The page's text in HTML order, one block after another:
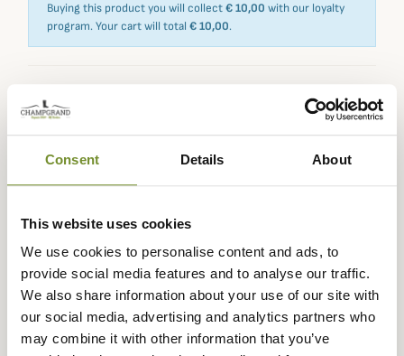
Consent Details About
This website uses cookies
We use cookies to personalise content and ads, to
provide social media features and to analyse our traffic.
We also share information about your use of our site with
our social media, advertising and analytics partners who
may combine it with other information that you’ve
Buying this product you will collect€ 10,00 with our loyalty
program. Your cart will total € 10,00.
Expédié dans
la journée
retour sous
sécurisé
Paiement en
3 fois dès 100
euros
Beschrijving
Browning vous propose le Gilet Protect Pro pour assurer
une excellente protection pour vos chiens.